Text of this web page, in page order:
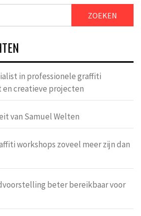
in professionele graffiti
creatieve projecten
van Samuel Welten
workshops zoveel meer zijn dan
beter bereikbaar voor